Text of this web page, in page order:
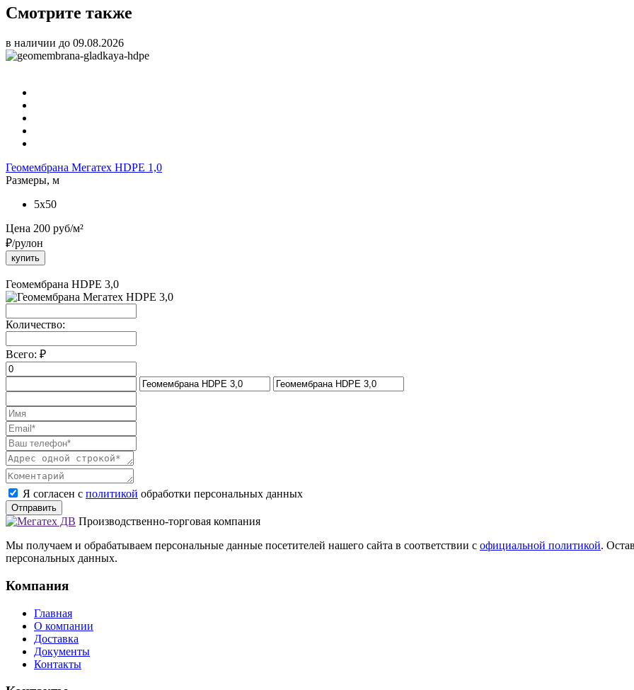
Смотрите также
в наличии до 09.08.2026
Геомембрана Мегатех HDPE 1,0
Размеры, м
5x50
Цена 200 руб/м²
₽/рулон
купить
Геомембрана HDPE 3,0
Количество:
Всего: ₽
Я согласен с политикой обработки персональных данных
Отправить
Производственно-торговая компания
Мы получаем и обрабатываем персональные данные посетителей нашего сайта в соответствии с официальной политикой.
персональных данных.
Компания
Главная
О компании
Доставка
Документы
Контакты